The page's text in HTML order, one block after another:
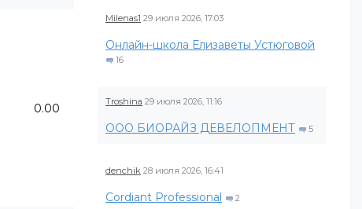
Milenas1 29 июля 2026, 17:03
Онлайн-школа Елизаветы Устюговой
16
Troshina 29 июля 2026, 11:16
ООО БИОРАЙЗ ДЕВЕЛОПМЕНТ 5
denchik 28 июля 2026, 16:41
Cordiant Professional 2
0.00